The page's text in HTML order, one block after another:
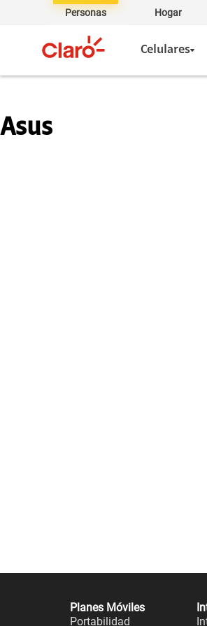
Personas Hogar
Celulares
Asus
Planes Móviles
Portabilidad